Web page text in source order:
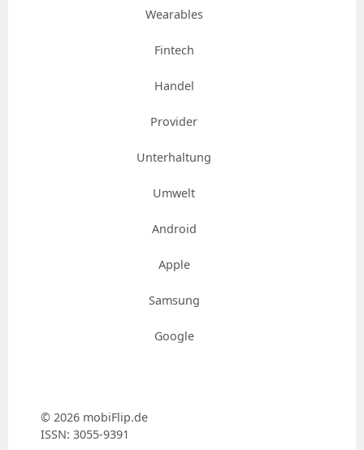
Wearables
Fintech
Handel
Provider
Unterhaltung
Umwelt
Android
Apple
Samsung
Google
© 2026 mobiFlip.de
ISSN: 3055-9391